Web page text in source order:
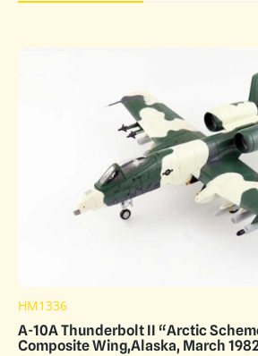
HM1336
A-10A Thunderbolt II “Arctic
Composite Wing,Alaska, March